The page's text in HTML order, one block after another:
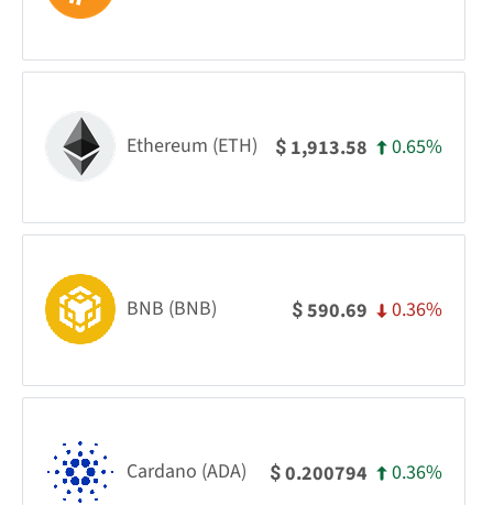
Ethereum (ETH) $ 1,913.58 0.65%
BNB (BNB) $590.69 0.36%
Cardano (ADA) $0.200794 0.36%